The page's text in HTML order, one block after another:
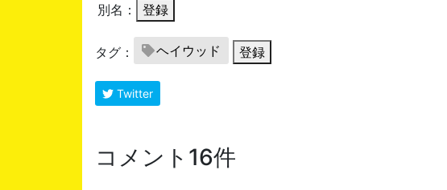
別名： 登録
タグ： ヘイウッド 登録
Twitter
コメント16件